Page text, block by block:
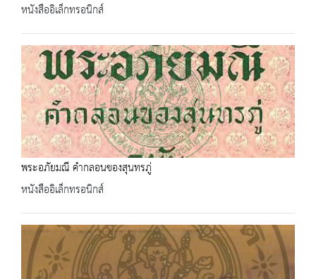
หนังสืออิเล็กทรอนิกส์
พระอภัยมณี คำกลอนของสุนทรภู่
หนังสืออิเล็กทรอนิกส์